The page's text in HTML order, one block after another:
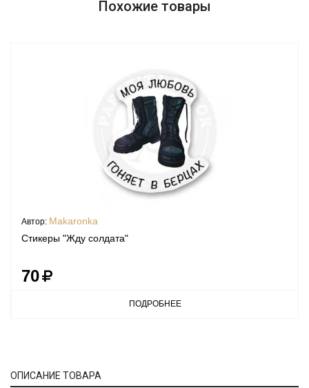
Похожие товары
Автор: Makaronka
Стикеры "Жду солдата"
70
ПОДРОБНЕЕ
ОПИСАНИЕ ТОВАРА